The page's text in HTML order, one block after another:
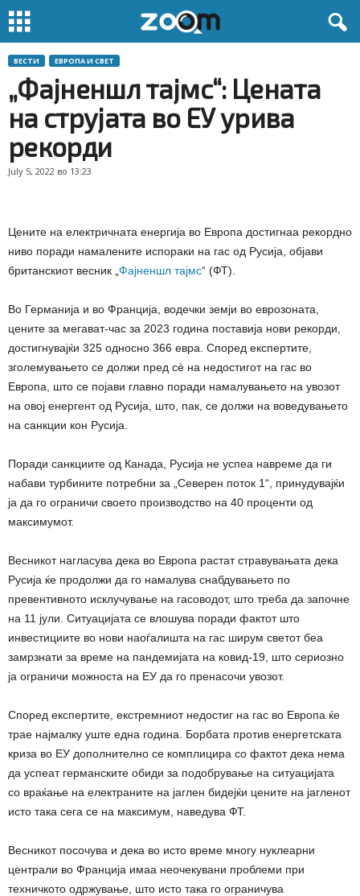
ВЕСТИ ЕВРОПА И СВЕТ
„Фајненшл тајмс“: Цената
на струјата во ЕУ урива
рекорди
July 5, 2022 во 13:23
Цените на електричната енергија во Европа достигнаа рекордно
ниво поради намалените испораки на гас од Русија, објави
британскиот весник „ Фајненшл тајмс“ (ФТ).
Во Германија и во Франција, водечки земји во еврозоната,
цените за мегават-час за 2023 година поставија нови рекорди,
достигнувајќи 325 односно 366 евра. Според експертите,
зголемувањето се должи пред сè на недостигот на гас во
Европа, што се појави главно поради намалувањето на увозот
на овој енергент од Русија, што, пак, се должи на воведувањето
на санкции кон Русија.
Поради санкциите од Канада, Русија не успеа навреме да ги
набави турбините потребни за „Северен поток 1“, принудувајќи
ја да го ограничи своето производство на 40 проценти од
максимумот.
Весникот нагласува дека во Европа растат стравувањата дека
Русија ќе продолжи да го намалува снабдувањето по
превентивното исклучување на гасоводот, што треба да започне
на 11 јули. Ситуацијата се влошува поради фактот што
инвестициите во нови наоѓалишта на гас ширум светот беа
замрзнати за време на пандемијата на ковид-19, што сериозно
ја ограничи можноста на ЕУ да го пренасочи увозот.
Според експертите, екстремниот недостиг на гас во Европа ќе
трае најмалку уште една година. Борбата против енергетската
криза во ЕУ дополнително се комплицира со фактот дека нема
да успеат германските обиди за подобрување на ситуацијата
со враќање на електраните на јаглен бидејќи цените на јагленот
исто така сега се на максимум, наведува ФТ.
Весникот посочува и дека во исто време многу нуклеарни
централи во Франција имаа неочекувани проблеми при
техничкото одржување, што исто така го ограничува